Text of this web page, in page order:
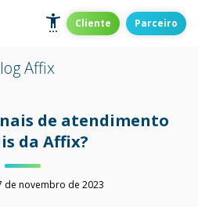
Cliente Parceiro
Affix
de atendimento
da Affix?
de novembro de 2023